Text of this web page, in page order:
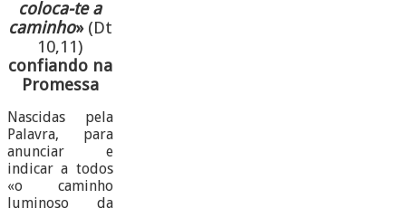
coloca-te a
caminho»(Dt
10,11)
confiando na
Promessa
Nascidas pela
Palavra, para
anunciar e
indicar a todos
«o caminho
luminoso da